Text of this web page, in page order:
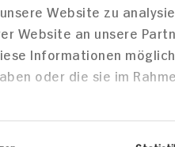
Website zu
Website an unsere
Informationen
oder die sie im
27g
4g